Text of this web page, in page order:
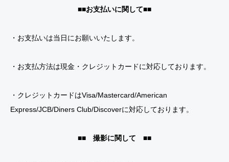
■■お支払いに関して■■
・お支払いは当日にお願いいたします。
・お支払方法は現金・クレジットカードに対応しております。
・クレジットカードはVisa/Mastercard/American
Express/JCB/Diners Club/Discoverに対応しております。
■■ 撮影に関して ■■